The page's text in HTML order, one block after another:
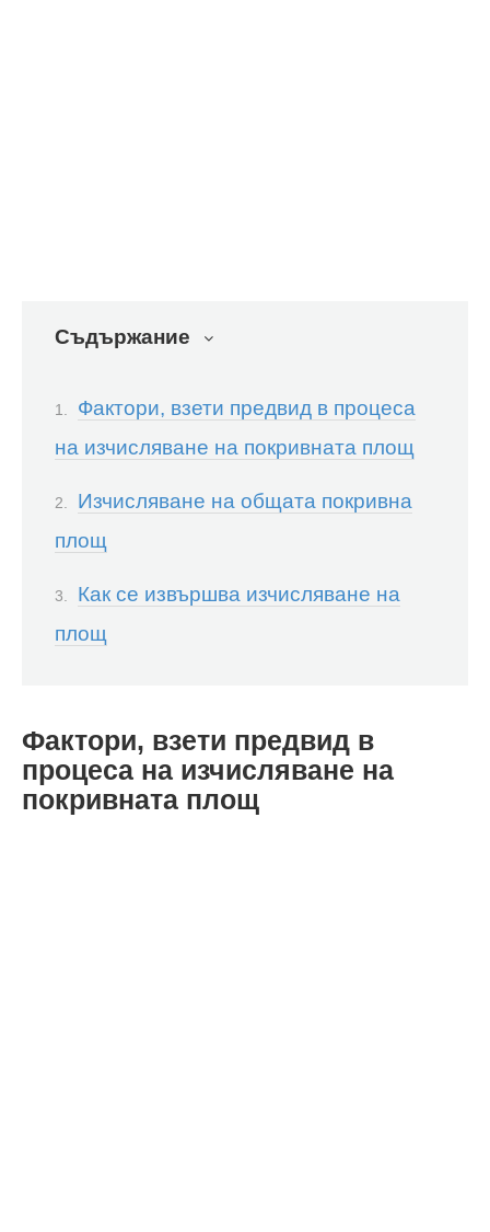
Съдържание
Фактори, взети предвид в процеса
на изчисляване на покривната площ
Изчисляване на общата покривна
площ
Как се извършва изчисляване на
площ
Фактори, взети предвид в
процеса на изчисляване на
покривната площ